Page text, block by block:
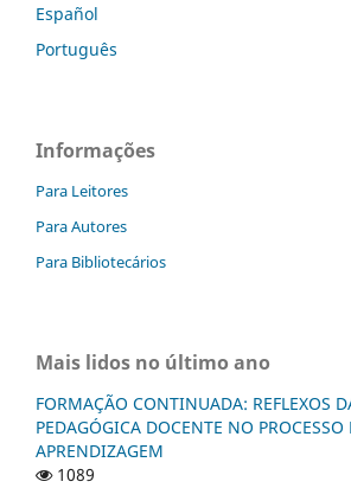
Español
Português
Informações
Para Leitores
Para Autores
Para Bibliotecários
Mais lidos no último ano
FORMAÇÃO CONTINUADA: REFLEXOS
PEDAGÓGICA DOCENTE NO
APRENDIZAGEM
1089